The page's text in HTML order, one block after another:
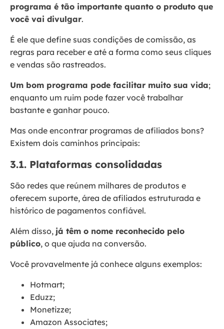
programa é tão importante quanto o produto que
você vai divulgar.
É ele que define suas condições de comissão, as
regras para receber e até a forma como seus cliques
e vendas são rastreados.
Um bom programa pode facilitar muito sua vida;
enquanto um ruim pode fazer você trabalhar
bastante e ganhar pouco.
Mas onde encontrar programas de afiliados bons?
Existem dois caminhos principais:
3.1. Plataformas consolidadas
São redes que reúnem milhares de produtos e
oferecem suporte, área de afiliados estruturada e
histórico de pagamentos confiável.
Além disso, já têm o nome reconhecido pelo
público, o que ajuda na conversão.
Você provavelmente já conhece alguns exemplos:
Hotmart;
Eduzz;
Monetizze;
Amazon Associates;